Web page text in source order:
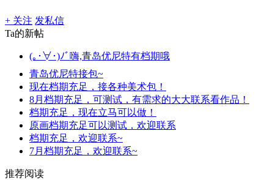
+ 关注 发私信
Ta的新帖
(｡･∀･)ﾉﾞ嗨,青岛优尼特有档期哦
青岛优尼特接包~
现在档期充足，接各种美术包！
8月档期充足，可测试，有需求的大大联系看作品！
档期充足，现在立马可以做！
原画档期充足可以测试，欢迎联系
档期充足，欢迎联系~
7月档期充足，欢迎联系~
推荐阅读